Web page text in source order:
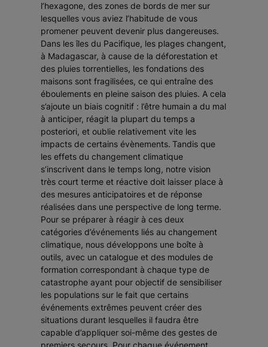
l’hexagone, des zones de bords de mer sur
lesquelles vous aviez l’habitude de vous
promener peuvent devenir plus dangereuses.
Dans les îles du Pacifique, les plages changent,
à Madagascar, à cause de la déforestation et
des pluies torrentielles, les fondations des
maisons sont fragilisées, ce qui entraîne des
éboulements en pleine saison des pluies. A cela
s’ajoute un biais cognitif : l’être humain a du mal
à anticiper, réagit la plupart du temps a
posteriori, et oublie relativement vite les
impacts de certains évènements. Tandis que
les effets du changement climatique
s’inscrivent dans le temps long, notre vision
très court terme et réactive doit laisser place à
des mesures anticipatoires et de réponse
réalisées dans une perspective de long terme.
Pour se préparer à réagir à ces deux
catégories d’événements liés au changement
climatique, nous développons une boîte à
outils, avec un catalogue et des modules de
formation correspondant à chaque type de
catastrophe ayant pour objectif de sensibiliser
les populations sur le fait que certains
événements extrêmes peuvent créer des
situations durant lesquelles il faudra être
capable d’appliquer soi-même des gestes de